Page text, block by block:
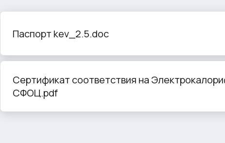
Паспорт kev_2.5.doc
Сертификат соответствия на
СФОЦ.pdf